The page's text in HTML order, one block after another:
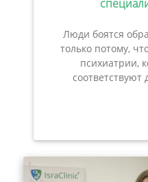
Люди боятся
только потому,
психиатрии,
соответствуют